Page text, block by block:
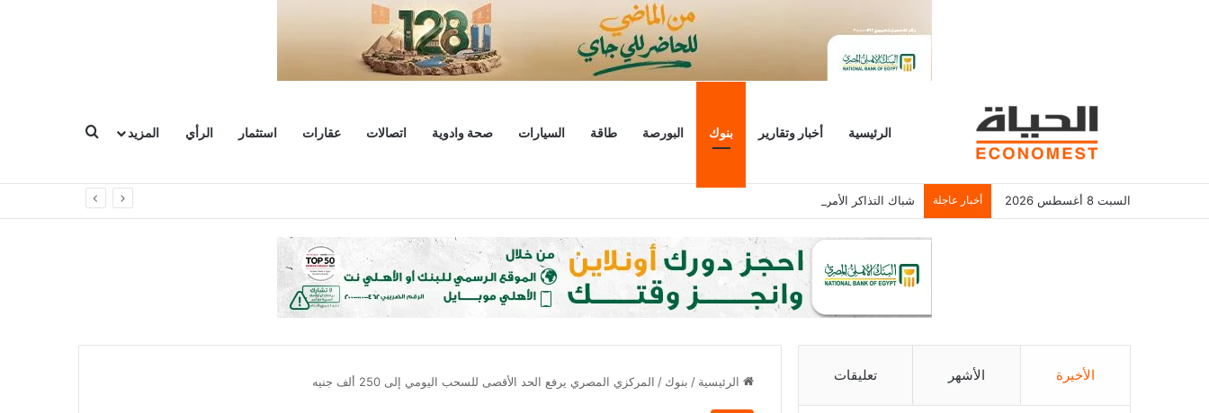
الرئيسية أخبار وتقارير بنوك البورصة طاقة السيارات صحة وادوية اتصالات عقارات استثمار الرأي المزيد
السبت 8 أغسطس 2026 أخبار عاجلة شباك التذاكر الأمريكي يسجل 6.2 مليار دولار
الرئيسية / بنوك / المركزي المصري يرفع الحد الأقصى للسحب اليومي إلى 250 ألف جنيه الأخيرة الأشهر تعليقات